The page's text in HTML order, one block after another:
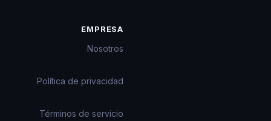
EMPRESA
Nosotros
Política de privacidad
Términos de servicio